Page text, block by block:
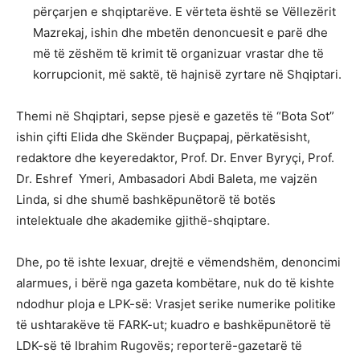
përçarjen e shqiptarëve. E vërteta është se Vëllezërit
Mazrekaj, ishin dhe mbetën denoncuesit e parë dhe
më të zëshëm të krimit të organizuar vrastar dhe të
korrupcionit, më saktë, të hajnisë zyrtare në Shqiptari.
Themi në Shqiptari, sepse pjesë e gazetës të “Bota Sot”
ishin çifti Elida dhe Skënder Buçpapaj, përkatësisht,
redaktore dhe keyeredaktor, Prof. Dr. Enver Byryçi, Prof.
Dr. Eshref Ymeri, Ambasadori Abdi Baleta, me vajzën
Linda, si dhe shumë bashkëpunëtorë të botës
intelektuale dhe akademike gjithë-shqiptare.
Dhe, po të ishte lexuar, drejtë e vëmendshëm, denoncimi
alarmues, i bërë nga gazeta kombëtare, nuk do të kishte
ndodhur ploja e LPK-së: Vrasjet serike numerike politike
të ushtarakëve të FARK-ut; kuadro e bashkëpunëtorë të
LDK-së të Ibrahim Rugovës; reporterë-gazetarë të